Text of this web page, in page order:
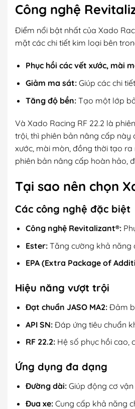
Công nghệ
Điểm nổi bật nhất của Xado
mặt các chi tiết kim loại bên
Phục hồi các vết xước, mài
Giảm ma sát:Giúp các chi
Tăng độ bền:Tạo một lớp
Và Xado Racing RF 22.2 là
trội, thì phiên bản nâng cấp này
xước, mài mòn, đồng thời tạo
phiên bản nâng cấp hoàn hảo,
Tại sao nên chọn
Các công nghệ đặc biệt
Công nghệ Revitalizant®:
Ester:Tăng cường khả năng
EPA (Extra Package of
Hiệu năng vượt trội
Đạt chuẩn JASO MA2:Đảm
API SN:Đáp ứng tiêu chuẩn
RF 22.2:Hệ số phục hồi cao,
Ứng dụng đa dạng
Đường dài:Giúp động cơ vận
Đua xe:Cung cấp khả năng